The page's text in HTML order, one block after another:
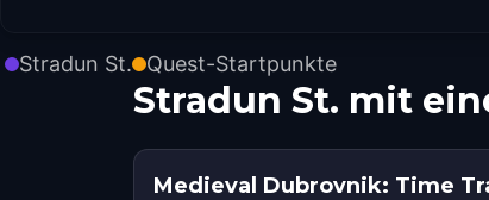
Stradun St. Quest-Startpunkte
Stradun St. mit
Medieval Dubrovnik: Time